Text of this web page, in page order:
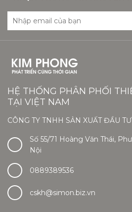
HỆ THỐNG PHÂN PHỐI
TẠI VIỆT NAM
CÔNG TY TNHH SẢN XUẤT ĐẦU
Số 55/71 Hoàng Văn Thái,
Nội
0889389536
cskh@simon.biz.vn